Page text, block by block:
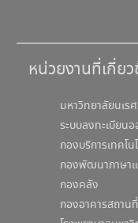
หน่วยงานที่เกี่ย
มหาวิทยาลัยนเร
ระบบลงทะเบียน
กองบริการเทคโ
กองพัฒนาภาษาแ
กองคลัง
กองอาคารสถานที่